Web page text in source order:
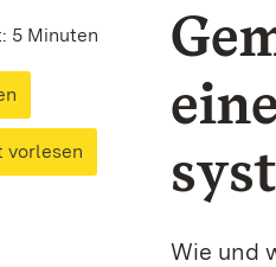
Wie und
5 Minuten
vorlesen